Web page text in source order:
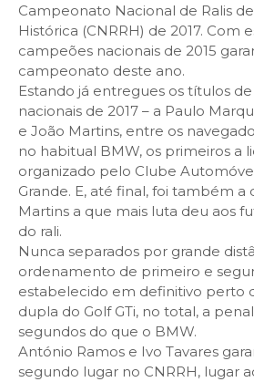
Campeonato Nacional de Ralis
Histórica (CNRRH) de 2017. Com
campeões nacionais de 2015
campeonato deste ano.
Estando já entregues os títulos
nacionais de 2017 – a Paulo
e João Martins, entre os
no habitual BMW, os primeiros a
organizado pelo Clube
Grande. E, até final, foi também a
Martins a que mais luta deu aos
do rali.
Nunca separados por grande
ordenamento de primeiro e
estabelecido em definitivo perto
dupla do Golf GTi, no total, a
segundos do que o BMW.
António Ramos e Ivo Tavares
segundo lugar no CNRRH, lugar